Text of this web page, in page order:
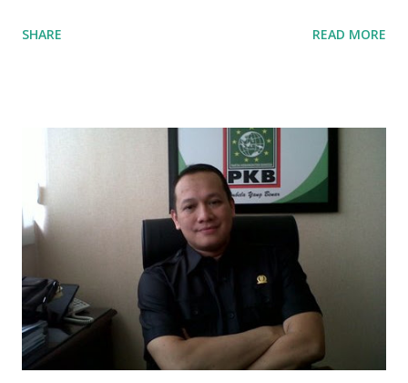
SMAN 8 Jalan Iskandar Muda Surabaya mengatakan, ada
Mujib menambahkan, akhirnya terpaksa ortu nya pinjam
uang tetangga 500 ribu, agar anaknya bisa ikut ujian.
"Kasihan dia sudah tidak punya ayah, ibunya saudara saya,
kerja sebagai pembantu rumah tangga. Tolong dibantu mas,
agar uang bisa kembali,"ungkapnya. Perihal adanya
penarikan uang iuran untuk pembangunan gedung sekolah,
dibenarkan oleh Atika Fadhilah siswa kelas XI saat
diwawancarai. "Benar, bilangnya wajib Rp 1,5 juta dan waktu
terakh...
SHARE READ MORE